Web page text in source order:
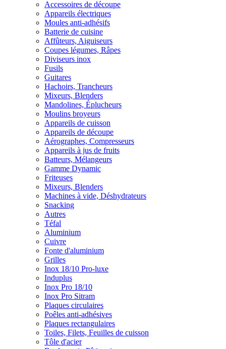
Accessoires de découpe
Appareils électriques
Moules anti-adhésifs
Batterie de cuisine
Affûteurs, Aiguiseurs
Coupes légumes, Râpes
Diviseurs inox
Fusils
Guitares
Hachoirs, Trancheurs
Mixeurs, Blenders
Mandolines, Éplucheurs
Moulins broyeurs
Appareils de cuisson
Appareils de découpe
Aérographes, Compresseurs
Appareils à jus de fruits
Batteurs, Mélangeurs
Gamme Dynamic
Friteuses
Mixeurs, Blenders
Machines à vide, Déshydrateurs
Snacking
Autres
Téfal
Aluminium
Cuivre
Fonte d'aluminium
Grilles
Inox 18/10 Pro-luxe
Induplus
Inox Pro 18/10
Inox Pro Sitram
Plaques circulaires
Poêles anti-adhésives
Plaques rectangulaires
Toiles, Filets, Feuilles de cuisson
Tôle d'acier